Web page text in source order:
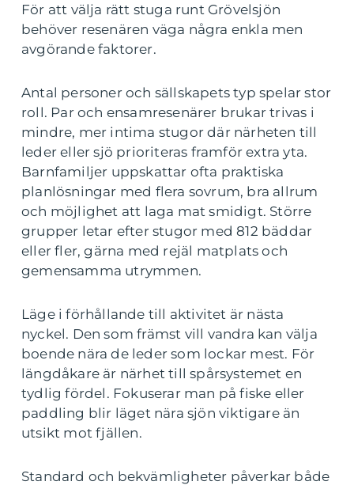
För att välja rätt stuga runt Grövelsjön
behöver resenären väga några enkla men
avgörande faktorer.
Antal personer och sällskapets typ spelar stor
roll. Par och ensamresenärer brukar trivas i
mindre, mer intima stugor där närheten till
leder eller sjö prioriteras framför extra yta.
Barnfamiljer uppskattar ofta praktiska
planlösningar med flera sovrum, bra allrum
och möjlighet att laga mat smidigt. Större
grupper letar efter stugor med 812 bäddar
eller fler, gärna med rejäl matplats och
gemensamma utrymmen.
Läge i förhållande till aktivitet är nästa
nyckel. Den som främst vill vandra kan välja
boende nära de leder som lockar mest. För
längdåkare är närhet till spårsystemet en
tydlig fördel. Fokuserar man på fiske eller
paddling blir läget nära sjön viktigare än
utsikt mot fjällen.
Standard och bekvämligheter påverkar både